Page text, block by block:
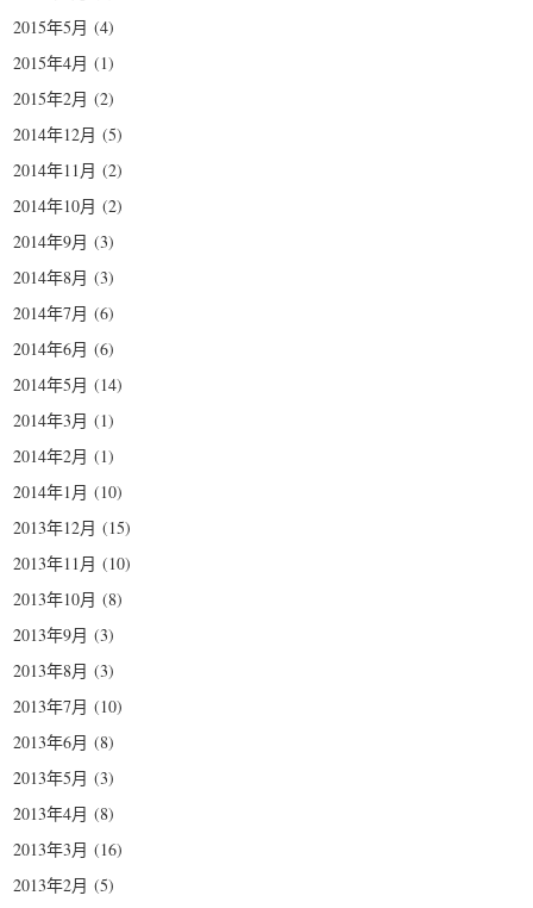
2015年5月 (4)
2015年4月 (1)
2015年2月 (2)
2014年12月 (5)
2014年11月 (2)
2014年10月 (2)
2014年9月 (3)
2014年8月 (3)
2014年7月 (6)
2014年6月 (6)
2014年5月 (14)
2014年3月 (1)
2014年2月 (1)
2014年1月 (10)
2013年12月 (15)
2013年11月 (10)
2013年10月 (8)
2013年9月 (3)
2013年8月 (3)
2013年7月 (10)
2013年6月 (8)
2013年5月 (3)
2013年4月 (8)
2013年3月 (16)
2013年2月 (5)